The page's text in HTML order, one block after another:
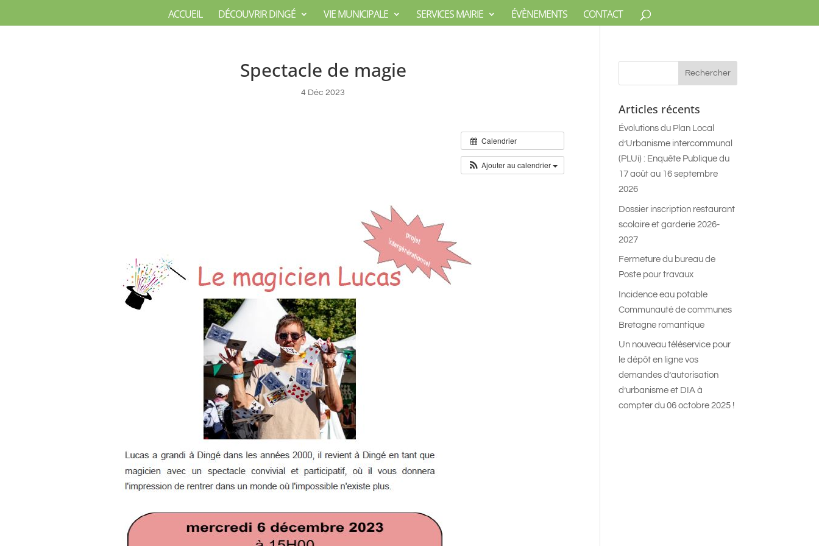
ACCUEIL DÉCOUVRIR DINGÉ VIE MUNICIPALE SERVICES MAIRIE ÉVÈNEMENTS CONTACT
Spectacle de magie
4 Déc 2023
Calendrier
Ajouter au calendrier
Articles récents
Évolutions du Plan Local
d’Urbanisme intercommunal
(PLUi) : Enquête Publique du
17 août au 16 septembre
2026
Dossier inscription restaurant
scolaire et garderie 2026-
2027
Fermeture du bureau de
Poste pour travaux
Incidence eau potable
Communauté de communes
Bretagne romantique
Un nouveau téléservice pour
le dépôt en ligne vos
demandes d’autorisation
d’urbanisme et DIA à
compter du 06 octobre 2025 !